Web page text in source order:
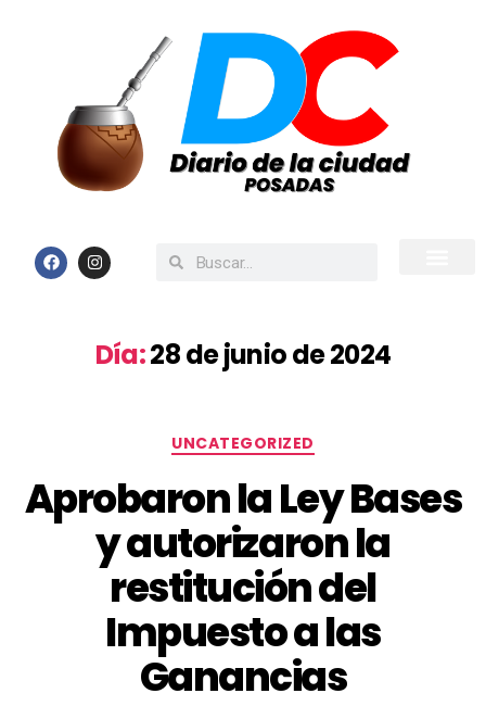
Día:28 de junio de 2024
UNCATEGORIZED
Aprobaron la Ley Bases
y autorizaron la
restitución del
Impuesto a las
Ganancias